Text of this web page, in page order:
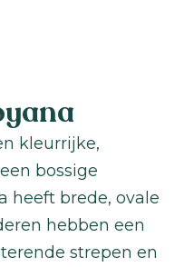
kleurrijke,
bossige
heeft brede, ovale
hebben een
strepen en